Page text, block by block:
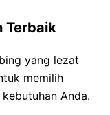
Terbaik
yang lezat
memilih
Anda.